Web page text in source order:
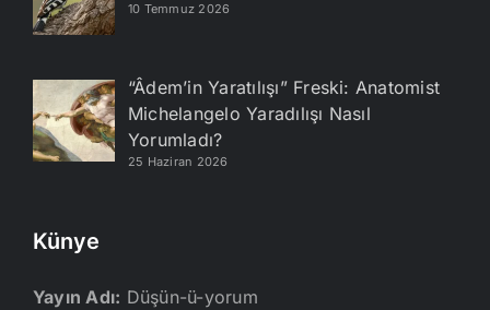
10 Temmuz 2026
“Âdem’in Yaratılışı” Freski: Anatomist
Michelangelo Yaradılışı Nasıl
Yorumladı?
25 Haziran 2026
Künye
Yayın Adı: Düşün-ü-yorum